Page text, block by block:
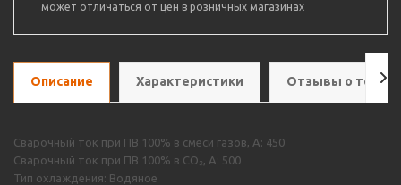
может отличаться от цен в розничных магазинах
Описание Характеристики Отзывы о
Сварочный ток при ПВ 100% в смеси газов, А: 450
Сварочный ток при ПВ 100% в CO₂, А: 500
Тип охлаждения: Водяное